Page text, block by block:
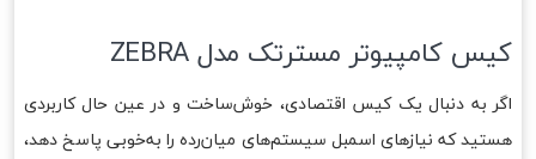
کیس کامپیوتر مسترتک مدل ZEBRA
اگر به دنبال یک کیس اقتصادی، خوش‌ساخت و در عین حال کاربردی
هستید که نیازهای اسمبل سیستم‌های میان‌رده را به‌خوبی پاسخ دهد،